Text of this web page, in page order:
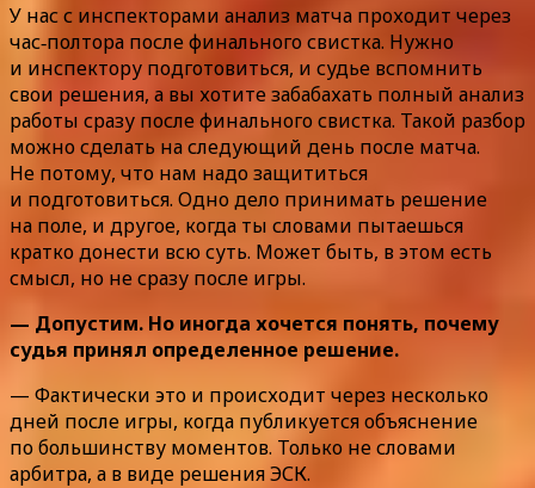
У нас с инспекторами анализ матча проходит через
час‑полтора после финального свистка. Нужно
и инспектору подготовиться, и судье вспомнить
свои решения, а вы хотите забабахать полный анализ
работы сразу после финального свистка. Такой разбор
можно сделать на следующий день после матча.
Не потому, что нам надо защититься
и подготовиться. Одно дело принимать решение
на поле, и другое, когда ты словами пытаешься
кратко донести всю суть. Может быть, в этом есть
смысл, но не сразу после игры.
— Допустим. Но иногда хочется понять, почему
судья принял определенное решение.
— Фактически это и происходит через несколько
дней после игры, когда публикуется объяснение
по большинству моментов. Только не словами
арбитра, а в виде решения ЭСК.